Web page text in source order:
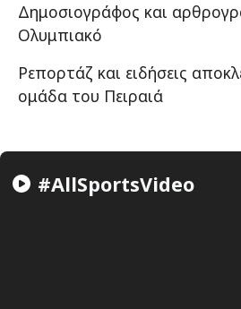
Δημοσιογράφος και
Ολυμπιακό
Ρεπορτάζ και ειδήσεις
ομάδα του Πειραιά
#AllSportsVideo